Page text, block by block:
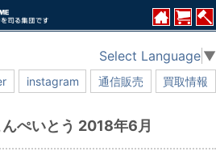
instagram 通信販売 買取情報
Select Language ▼
ぺいとう 2018年6月